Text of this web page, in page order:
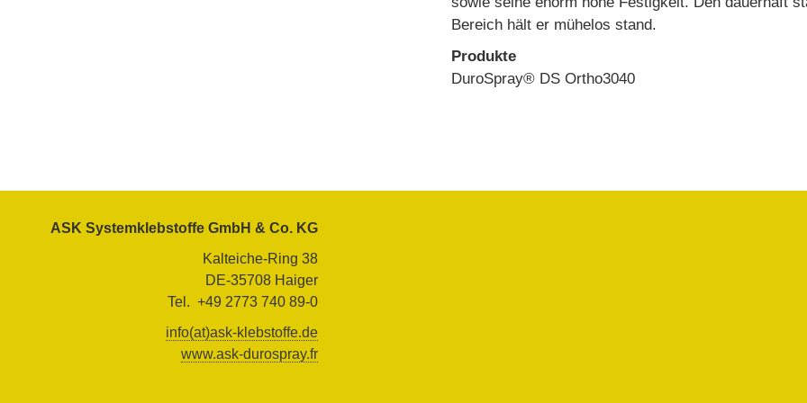
Bereich hält er mühelos stand.
Produkte
DuroSpray® DS Ortho3040
ASK Systemklebstoffe GmbH & Co. KG
Kalteiche-Ring 38
DE-35708 Haiger
Tel. +49 2773 740 89-0
info(at)ask-klebstoffe.de
www.ask-durospray.fr